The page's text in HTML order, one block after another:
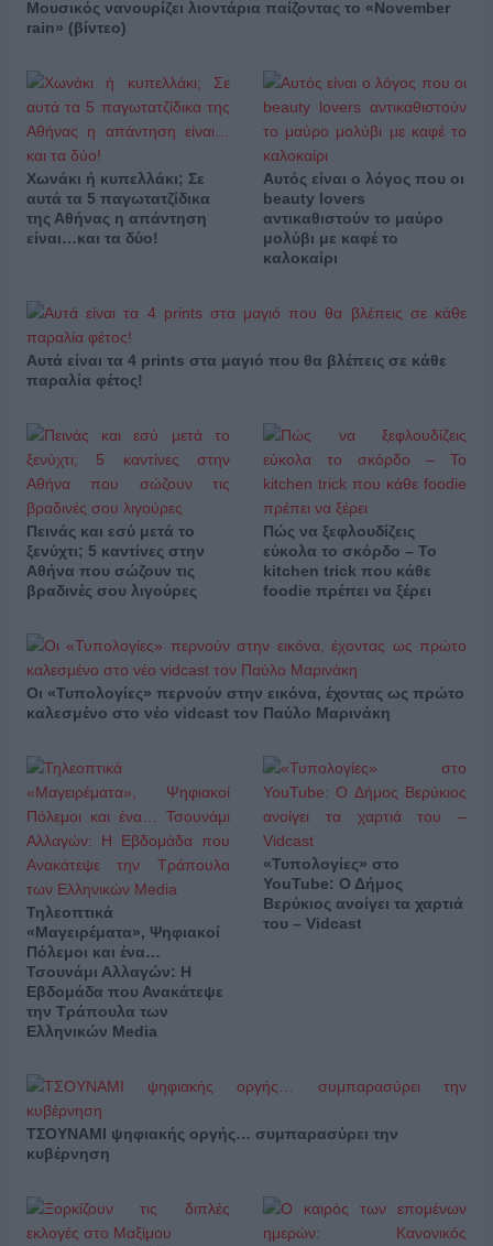
Μουσικός νανουρίζει λιοντάρια παίζοντας το «November
rain» (βίντεο)
Χωνάκι ή κυπελλάκι; Σε
αυτά τα 5 παγωτατζίδικα
της Αθήνας η απάντηση
είναι…και τα δύο!
Αυτός είναι ο λόγος που οι
beauty lovers
αντικαθιστούν το μαύρο
μολύβι με καφέ το
καλοκαίρι
Αυτά είναι τα 4 prints στα μαγιό που θα βλέπεις σε κάθε
παραλία φέτος!
Πεινάς και εσύ μετά το
ξενύχτι; 5 καντίνες στην
Αθήνα που σώζουν τις
βραδινές σου λιγούρες
Πώς να ξεφλουδίζεις
εύκολα το σκόρδο – Το
kitchen trick που κάθε
foodie πρέπει να ξέρει
Οι «Τυπολογίες» περνούν στην εικόνα, έχοντας ως πρώτο
καλεσμένο στο νέο vidcast τον Παύλο Μαρινάκη
Τηλεοπτικά
«Μαγειρέματα», Ψηφιακοί
Πόλεμοι και ένα…
Τσουνάμι Αλλαγών: Η
Εβδομάδα που Ανακάτεψε
την Τράπουλα των
Ελληνικών Media
«Τυπολογίες» στο
YouTube: Ο Δήμος
Βερύκιος ανοίγει τα χαρτιά
του – Vidcast
ΤΣΟΥΝΑΜΙ ψηφιακής οργής… συμπαρασύρει την
κυβέρνηση